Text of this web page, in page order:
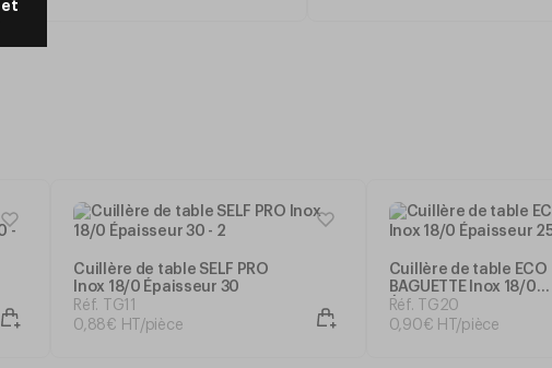
Cuillère de table SELF PRO
Inox 18/0 Épaisseur 30
Réf. TG11
0, 88€ HT/pièce
Cuillère de table ECO
BAGUETTE Inox 18/0
Épaisseur 25
Réf. TG20
0, 90€ HT/pièce